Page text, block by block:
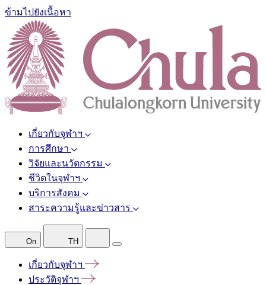
ข้ามไปยังเนื้อหา
เกี่ยวกับจุฬาฯ
การศึกษา
วิจัยและนวัตกรรม
ชีวิตในจุฬาฯ
บริการสังคม
สาระความรู้และข่าวสาร
On TH
เกี่ยวกับจุฬาฯ
ประวัติจุฬาฯ